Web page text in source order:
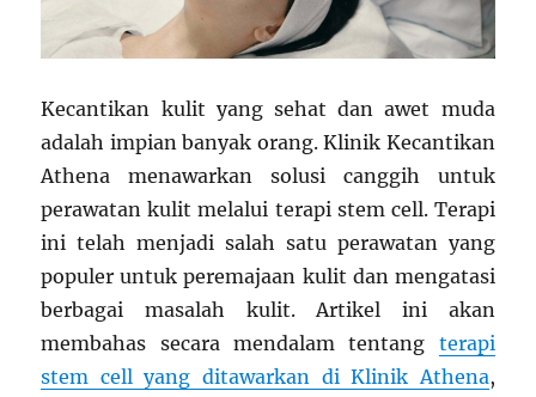
Kecantikan kulit yang sehat dan awet muda
adalah impian banyak orang. Klinik Kecantikan
Athena menawarkan solusi canggih untuk
perawatan kulit melalui terapi stem cell. Terapi
ini telah menjadi salah satu perawatan yang
populer untuk peremajaan kulit dan mengatasi
berbagai masalah kulit. Artikel ini akan
membahas secara mendalam tentang terapi
stem cell yang ditawarkan di Klinik Athena,